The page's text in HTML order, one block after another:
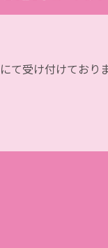
て受け付けておりま